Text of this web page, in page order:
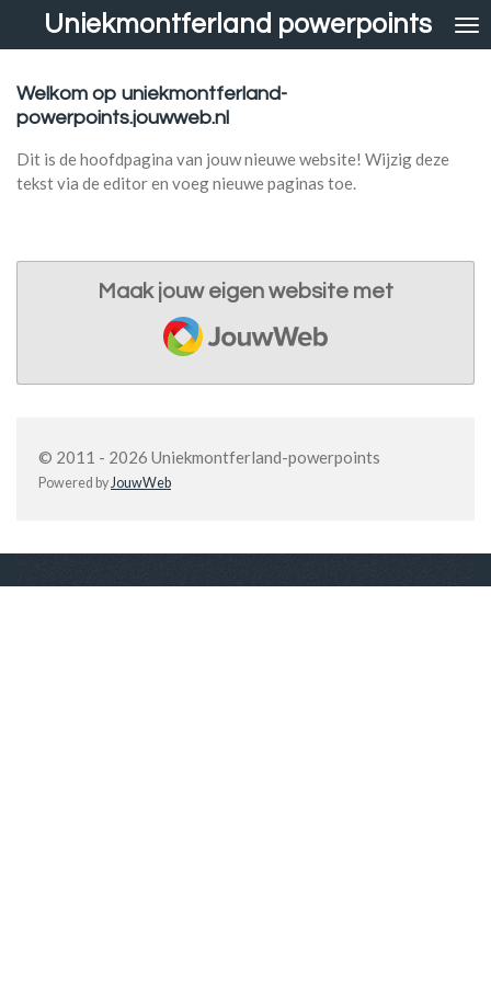
direct
de
hoofdinhoud
Uniekmontferland powerpoints
Welkom op uniekmontferland-
powerpoints.jouwweb.nl
Dit is de hoofdpagina van jouw nieuwe website! Wijzig deze
tekst via de editor en voeg nieuwe paginas toe.
Maak jouw eigen website met
JouwWeb
© 2011 - 2026 Uniekmontferland-powerpoints
Powered byJouwWeb